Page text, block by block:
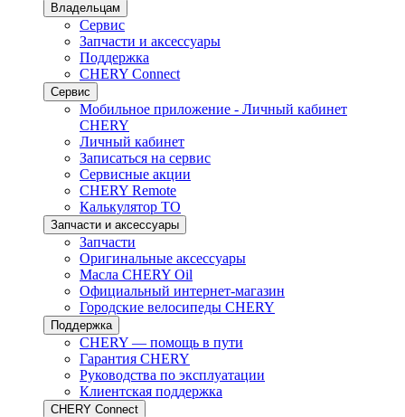
Владельцам
Сервис
Запчасти и аксессуары
Поддержка
CHERY Connect
Сервис
Мобильное приложение - Личный кабинет
CHERY
Личный кабинет
Записаться на сервис
Сервисные акции
CHERY Remote
Калькулятор ТО
Запчасти и аксессуары
Запчасти
Оригинальные аксессуары
Масла CHERY Oil
Официальный интернет-магазин
Городские велосипеды CHERY
Поддержка
CHERY — помощь в пути
Гарантия CHERY
Руководства по эксплуатации
Клиентская поддержка
CHERY Connect